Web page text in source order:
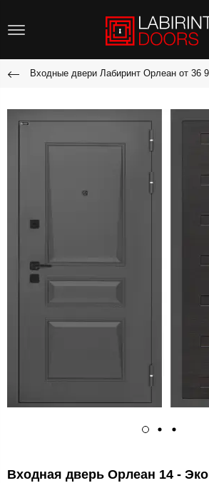
Входные двери Лабиринт Орлеан от 36
Входная дверь Орлеан 14 -